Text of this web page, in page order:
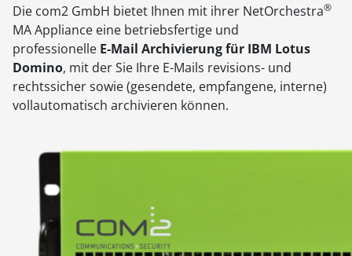
Die com2 GmbH bietet Ihnen mit ihrer NetOrchestra®
MA Appliance eine betriebsfertige und
professionelle E-Mail Archivierung für IBM Lotus
Domino, mit der Sie Ihre E-Mails revisions- und
rechtssicher sowie (gesendete, empfangene, interne)
vollautomatisch archivieren können.